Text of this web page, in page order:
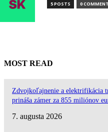
5 POSTS 0
MOST READ
Zdvojkoľajnenie a elektrifikácia
prináša zámer za 855 miliónov
7. augusta 2026